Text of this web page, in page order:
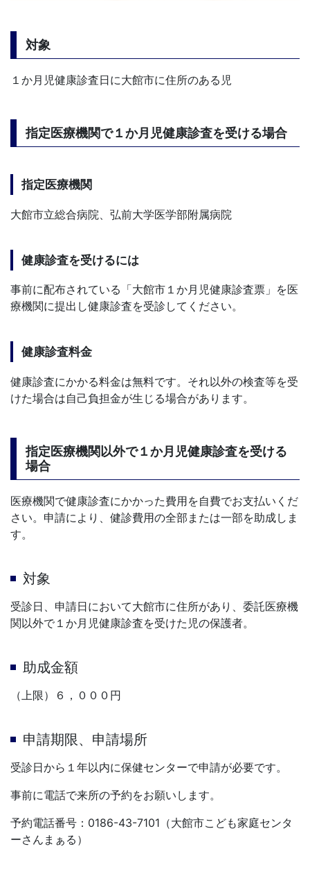
対象
１か月児健康診査日に大館市に住所のある児
指定医療機関で１か月児健康診査を受ける場合
指定医療機関
大館市立総合病院、弘前大学医学部附属病院
健康診査を受けるには
事前に配布されている「大館市１か月児健康診査票」を医
療機関に提出し健康診査を受診してください。
健康診査料金
健康診査にかかる料金は無料です。それ以外の検査等を受
けた場合は自己負担金が生じる場合があります。
指定医療機関以外で１か月児健康診査を受ける
場合
医療機関で健康診査にかかった費用を自費でお支払いくだ
さい。申請により、健診費用の全部または一部を助成しま
す。
対象
受診日、申請日において大館市に住所があり、委託医療機
関以外で１か月児健康診査を受けた児の保護者。
助成金額
（上限）６，０００円
申請期限、申請場所
受診日から１年以内に保健センターで申請が必要です。
事前に電話で来所の予約をお願いします。
予約電話番号：0186-43-7101（大館市こども家庭センタ
ーさんまぁる）